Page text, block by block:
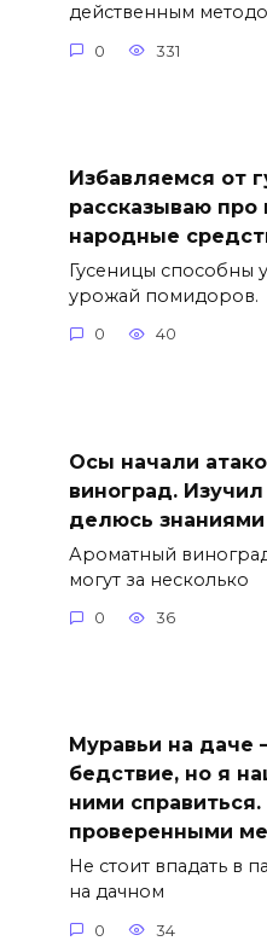
действенным
0 331
Избавляемся от
рассказываю про
народные
Гусеницы способны
урожай помидоров.
0 40
Осы начали
виноград.
делюсь знаниями
Ароматный
могут за несколько
0 36
Муравьи на даче
бедствие, но я
ними
проверенными
Не стоит впадать в
на дачном
0 34